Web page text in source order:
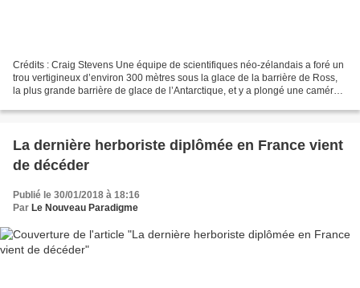
Crédits : Craig Stevens Une équipe de scientifiques néo-zélandais a foré un
trou vertigineux d’environ 300 mètres sous la glace de la barrière de Ross,
la plus grande barrière de glace de l’Antarctique, et y a plongé une caméra
La dernière herboriste diplômée en France vient
de décéder
Publié le 30/01/2018 à 18:16
Par Le Nouveau Paradigme